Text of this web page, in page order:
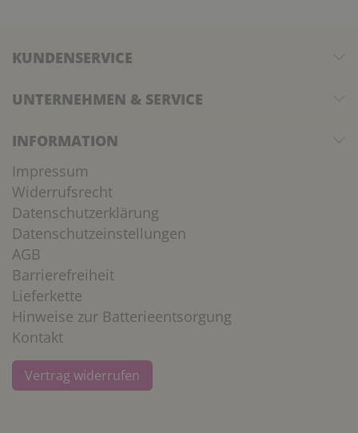
KUNDENSERVICE
UNTERNEHMEN & SERVICE
INFORMATION
Impressum
Widerrufsrecht
Datenschutzerklärung
Datenschutzeinstellungen
AGB
Barrierefreiheit
Lieferkette
Hinweise zur Batterieentsorgung
Kontakt
Vertrag widerrufen